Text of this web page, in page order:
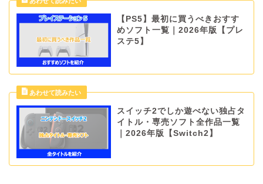
【PS5】最初に買うべきおすす
めソフト一覧｜2026年版【プレ
ステ5】
スイッチ2でしか遊べない独占タ
イトル・専売ソフト全作品一覧
｜2026年版【Switch2】